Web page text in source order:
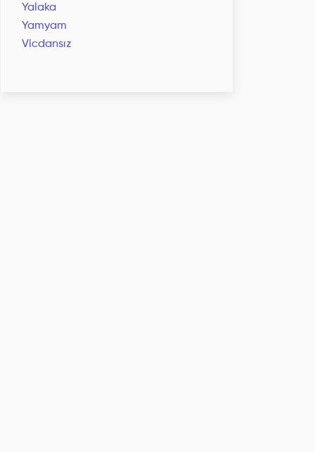
Yalaka
Yamyam
Vicdansız